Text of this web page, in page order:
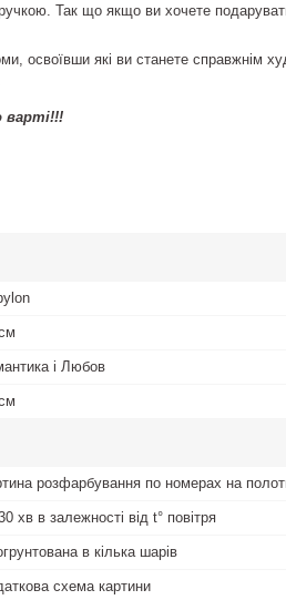
Так що якщо ви хочете
освоївши які ви станете справжнім
варті!!!
і Любов
розфарбування по номерах на
хв в залежності від t° повітря
в кілька шарів
схема картини